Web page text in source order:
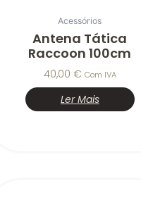
Acessórios
Antena Tática
Raccoon 100cm
40,00 € Com IVA
Ler Mais